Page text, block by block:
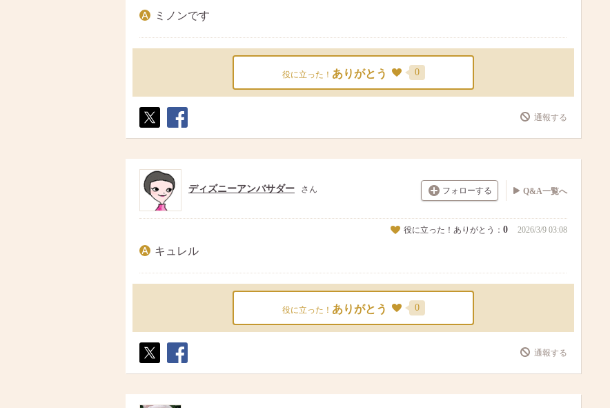
ミノンです
役に立った！ ありがとう 0
ト
ア
通報する
フォローする
ディズニーアンバサダー さん Q&A一覧へ
役に立った！ありがとう： 0 2026/3/9 03:08
キュレル
役に立った！ ありがとう 0
ト
ア
通報する